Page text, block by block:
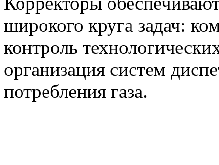
широкого круга задач:
контроль
организация систем
потребления газа.